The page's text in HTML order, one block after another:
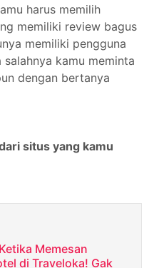
harus memilih
memiliki review bagus
memiliki pengguna
kamu meminta
dengan bertanya
situs yang kamu
Memesan
di Traveloka! Gak